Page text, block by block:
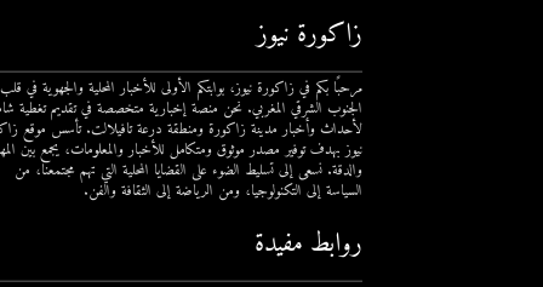
زاكورة نيوز
مرحبًا بكم في زاكورة نيوز، بوابتكم الأولى للأخبار المحلية والجهوية في قلب
الجنوب الشرقي المغربي. نحن منصة إخبارية متخصصة في تقديم تغطية
لأحداث وأخبار مدينة زاكورة ومنطقة درعة تافيلالت. تأسس موقع
نيوز بهدف توفير مصدر موثوق ومتكامل للأخبار والمعلومات، يجمع بين
والدقة. نسعى إلى تسليط الضوء على القضايا المحلية التي تهم مجتمعنا، من
السياسة إلى التكنولوجيا، ومن الرياضة إلى الثقافة والفن.
روابط مفيدة